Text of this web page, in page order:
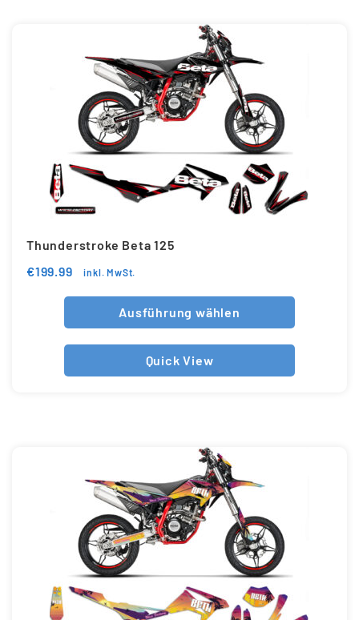
Thunderstroke Beta 125
€199.99 inkl. MwSt.
Ausführung wählen
Quick View